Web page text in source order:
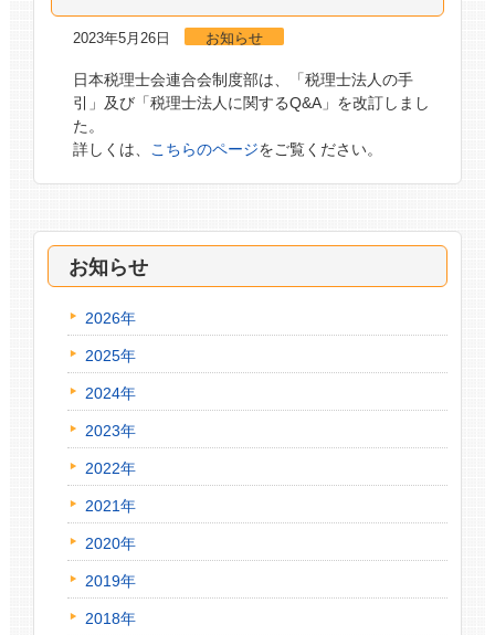
2023年5月26日 お知らせ
日本税理士会連合会制度部は、「税理士法人の手
引」及び「税理士法人に関するQ&A」を改訂しまし
た。
詳しくは、
こちらのページをご覧ください。
お知らせ
2026年
2025年
2024年
2023年
2022年
2021年
2020年
2019年
2018年